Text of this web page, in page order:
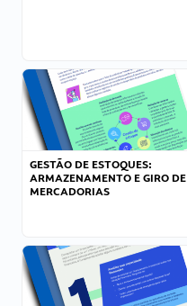
GESTÃO DE ESTOQUES:
ARMAZENAMENTO E GIRO DE
MERCADORIAS